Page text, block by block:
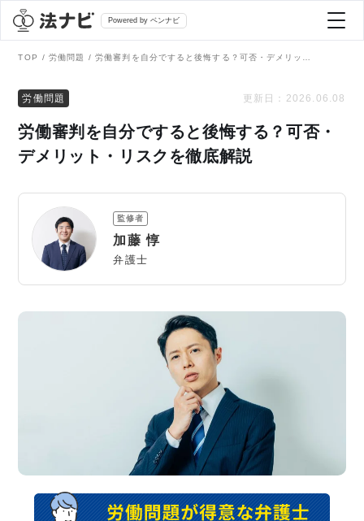
Powered by ベンナビ
全て
刑事事件
債務整理
債権回収
弁護士を探す
AI Search Premium
掲載をご検討の弁護士の方へ
TOP 労働問題
労働問題 更新日： 2026.06.08
労働審判を自分ですると後悔する？可否・
デメリット・リスクを徹底解説
監修者
加藤 惇
弁護士